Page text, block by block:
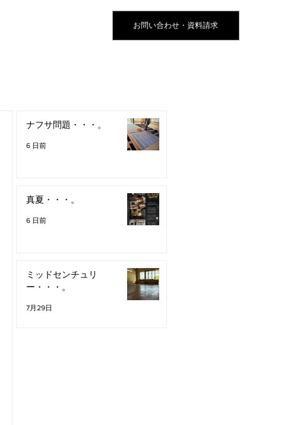
お問い合わせ・資料請求
ナフサ問題・・・。
6 日前
真夏・・・。
6 日前
ミッドセンチュリ
ー・・・。
7月29日